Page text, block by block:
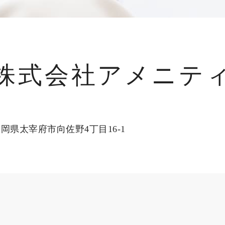
式会社アメニテ
県太宰府市向佐野4丁目16-1